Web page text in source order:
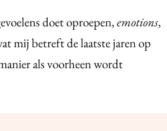
doet oproepen,emotions,
mij betreft de laatste jaren op
als voorheen wordt